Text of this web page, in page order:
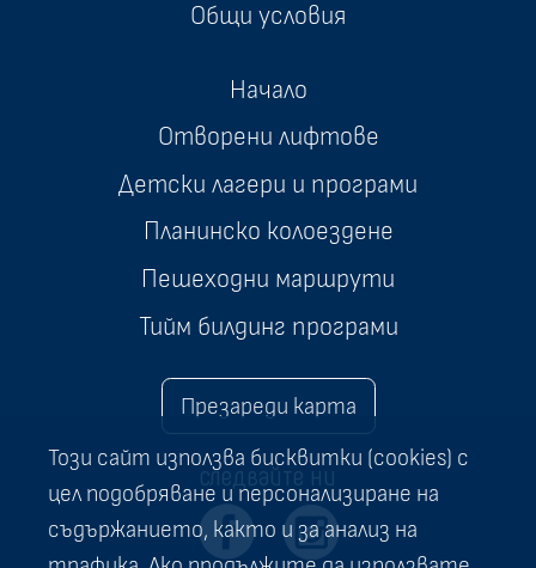
Този сайт използва бисквитки (cookies) с
цел подобряване и персонализиране на
съдържанието, както и за анализ на
Общи условия
Начало
Отворени лифтове
Детски лагери и програми
Планинско колоездене
Пешеходни маршрути
Тийм билдинг програми
Презареди карта
следвайте ни